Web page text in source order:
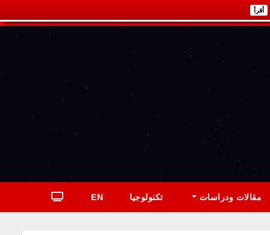
أقرأ
مقالات ودراسات تكنولوجيا EN